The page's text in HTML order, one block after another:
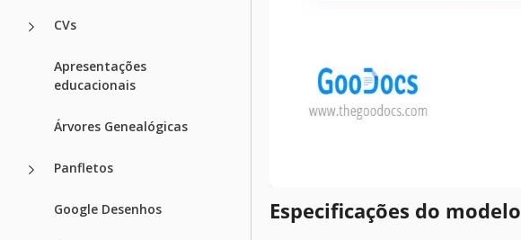
CVs
Apresentações
educacionais
Árvores Genealógicas
Panfletos
Google Desenhos Especificações do modelo